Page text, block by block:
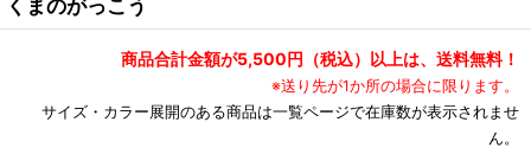
くまのがっこう
商品合計金額が5,500円（税込）以上は、送料無料！
※送り先が1か所の場合に限ります。
サイズ・カラー展開のある商品は一覧ページで在庫数が表示されませ
ん。